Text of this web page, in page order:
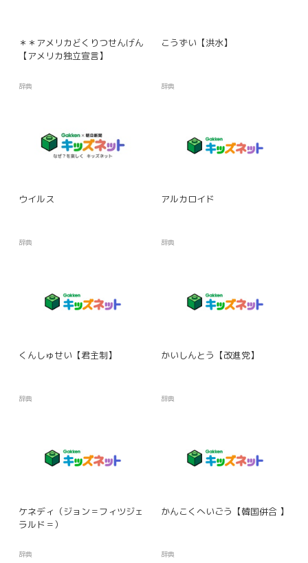
＊＊アメリカどくりつせんげん
【アメリカ独立宣言】
辞典
こうずい【洪水】
辞典
ウイルス
辞典
アルカロイド
辞典
くんしゅせい【君主制】
辞典
かいしんとう【改進党】
辞典
ケネディ（ジョン＝フィツジェ
ラルド＝）
辞典
かんこくへいごう【韓国併合 】
辞典